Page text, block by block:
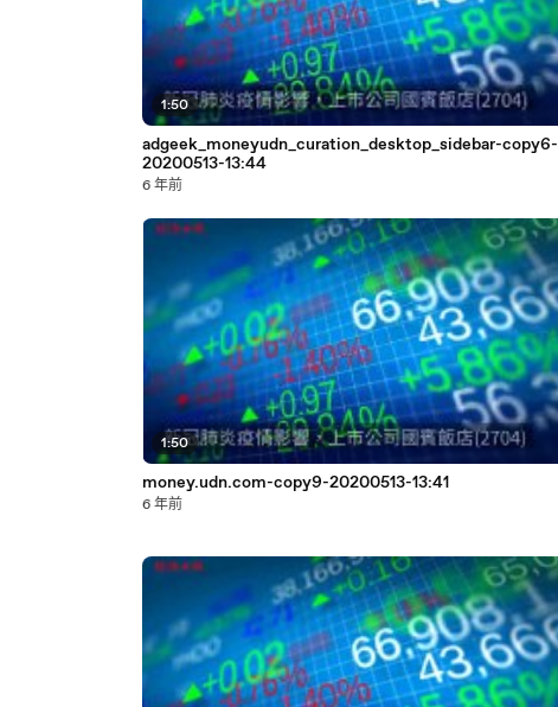
1:50
adgeek_moneyudn_curation_desktop_sidebar-copy6-
20200513-13:44
6 年前
1:50
money.udn.com-copy9-20200513-13:41
6 年前